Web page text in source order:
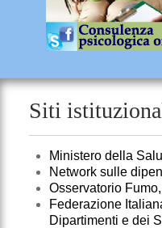
Siti
Ministero della
Network sulle
Osservatorio
Federazione
Dipartimenti e dei